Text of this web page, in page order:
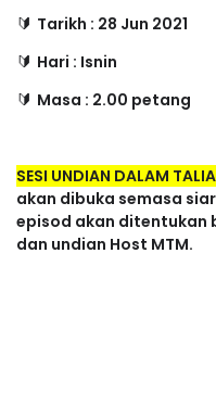
🔰 Tarikh : 28 Jun 2021
🔰 Hari : Isnin
🔰 Masa : 2.00 petang
SESI UNDIAN DALAM
akan dibuka semasa
episod akan ditentukan
dan undian Host MTM.